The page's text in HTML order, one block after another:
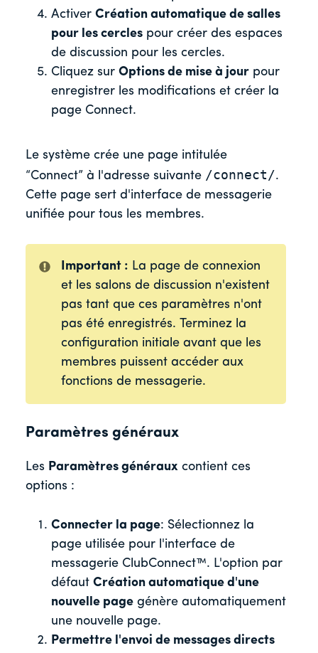
Activer Création automatique de salles
pour les cercles pour créer des espaces
de discussion pour les cercles.
Cliquez sur Options de mise à jour pour
enregistrer les modifications et créer la
page Connect.
Le système crée une page intitulée
“Connect” à l'adresse suivante /connect/.
Cette page sert d'interface de messagerie
unifiée pour tous les membres.
Important : La page de connexion
et les salons de discussion n'existent
pas tant que ces paramètres n'ont
pas été enregistrés. Terminez la
configuration initiale avant que les
membres puissent accéder aux
fonctions de messagerie.
Paramètres généraux
Les Paramètres généraux contient ces
options :
Connecter la page: Sélectionnez la
page utilisée pour l'interface de
messagerie ClubConnect™. L'option par
défaut Création automatique d'une
nouvelle page génère automatiquement
une nouvelle page.
Permettre l'envoi de messages directs